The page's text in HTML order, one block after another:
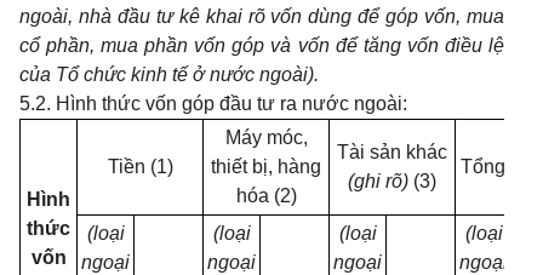
ngoài, nhà đầu tư kê khai rõ vốn dùng để góp vốn, mua
cổ phần, mua phần vốn góp và vốn để tăng vốn điều lệ
của Tổ chức kinh tế ở nước ngoài).
5.2. Hình thức vốn góp đầu tư ra nước ngoài:
Hình
thức
vốn
Tiền (1)
Máy móc,
thiết bị, hàng
hóa (2)
Tài sản khác
(ghi rõ) (3)
Tổng
(loại
ngoại
(loại
ngoại
(loại
ngoại
(loại
ngoại